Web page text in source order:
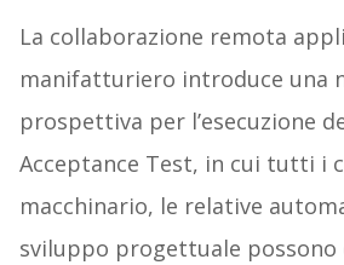
La collaborazione remota
manifatturiero introduce una
prospettiva per l’esecuzione
Acceptance Test, in cui tutti i
macchinario, le relative
sviluppo progettuale possono